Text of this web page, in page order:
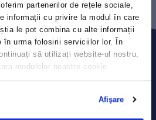
partenerilor de rețele sociale,
informații cu privire la modul în care
le pot combina cu alte informații
în urma folosirii serviciilor lor. În
să utilizați website-ul nostru,
modulelor noastre cookie.
Afişare